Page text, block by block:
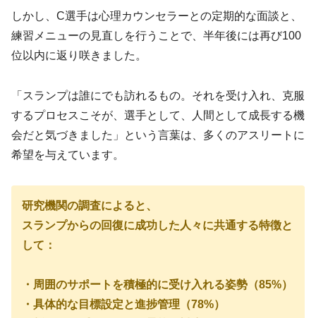
しかし、C選手は心理カウンセラーとの定期的な面談と、
練習メニューの見直しを行うことで、半年後には再び100
位以内に返り咲きました。
「スランプは誰にでも訪れるもの。それを受け入れ、克服
するプロセスこそが、選手として、人間として成長する機
会だと気づきました」という言葉は、多くのアスリートに
希望を与えています。
研究機関の調査によると、
スランプからの回復に成功した人々に共通する特徴と
して：
・周囲のサポートを積極的に受け入れる姿勢（85%）
・具体的な目標設定と進捗管理（78%）